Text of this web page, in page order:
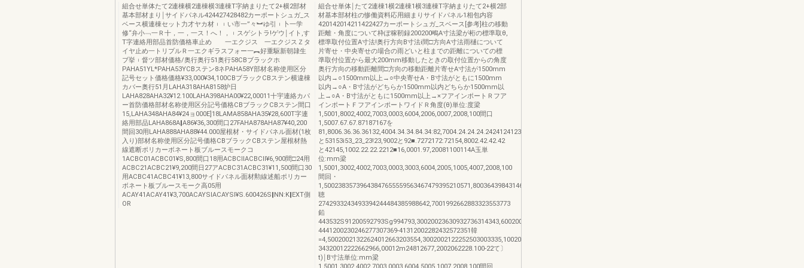
組合せ単体たて2連棟横2連棟横3連棟T字納まりたて2+横2部材
基本部材まり￨サイドパネル424427428482カーポートシュガ_ス
ベース横連棟セット力才ヤカ材︲︲い市一”々︼ゆ引︲卜一学
修“弁小﹁一Ｒ十，一，一ス！へ！，︲スゲシトラ!ゲウ￨イト,す
T字連絡用部品首防価格車止め 一エクジス 一エクジスＺタ
イヤ止め一トリプルＲ一エクギラスフォー一︻好重駆新朝隷生
ブ挙︲督ツ部材価格/奥行奥行51奥行58CBブラックホ
PAHA51YL*PAHA53YCBステン8ネPAHA58Y部材名称使用区分
記号セット価格価格¥33,000¥34,100CBブラックCBステン横違棟
カバー奥行51月LAHA318AHA8158炉日
LAHA828AHA32¥12.100LAHA398AHA00¥22,00011十宇連絡カパ
ー首防価格部材名称使用区分記号価格CBブラックCBステン間口
15,LAHA348AHA84¥24ョ000E]18LAMA858AHA35¥28,600T字連
絡用部品LAHA868A‖A86¥36,300間口27FAHA878AHA87¥40,200
間回30用LAHA888AHA88¥44.000屋根材・サイドパネル面材(1枚
入り)部材名称使用区分記号価格CBブラックCBステン屋根材熱
線遮断ポリカーボネート板ブルースモークコ
1ACBC01ACBC01¥S,800間口18用ACBCllACBCll¥6,900間□24用
ACBC21ACBC21¥9,200間日27アACBC31ACBC31¥11,500間口30
用ACBC41ACBC41¥13,800サイドパネル面材勲線述船ポリカー
ボネート板ブルースモーク高05用
ACAY41ACAY41¥3,700ACAYSlACAYSl¥S.600426S‖NN:K‖EXT側
OR
組合せ単体￨たて2連棟1横2連棟1横3連棟T字納まりたて2+横2部
材基本部材柱の惨働資料応用細まりサイドパネル1相包内容
420142014211422427カーポートシュガ_スベース[参考]柱の移動
距離・角度について枠ぽ稼靭録200200鴫A寸法梁が桁の標準取θ,
標準取付位置A寸法!奥行方向B寸法i間□方向A寸法雨樋について
片寄せ・中央寄せの場合の雨どいと柱までの距離についての標
準取付位置から最大200mm移動したときの取付位置からの角度
奥行方向の移動距離間□方向の移動距離片寄せA寸法が1500mm
以内→○1500mm以上→○中央寄せA・B寸法がともに1500mm
以内→○A・B寸法がどちらか1500mm以内どちらか1500mm以
上→○A・B寸法がともに1500mm以上→×フアインポートＲフア
インポートＦフアインポートワイドＲ角度(θ)単位:度梁
1,5001,8002,4002,7003,0003,6004,2006,0007,2008,100間口
1,5007.67.67.87187167を
81,8006.36.36.36132,4004.34.34.84.34:82,7004.24.24.24.2424124123,0003_83133133,3003_S3.53
と53153i53_23_23!23,9002と92■.7272172:72154,8002.42.42.42
と42145,1002.22.22.2212■16,0001.97,20081100114A玉単
位:mm梁
1,5001,3002,4002,7003,0003,3003,6004,2005,1005,4007,2008,100
間回・
1,50023835739643847655559563467479395210571,800364398431464437563596663795
聴
2742933243493394244484385988642,7001992662883323553773
鉛
443532S91200592793Sg994793,30020023630932736314343,600200233250266283300333399‐
4441200230246277307369‐41312002282432572351韓
=4,50020021322624012663203554,3002002122252503003335,1002001235282‐
34320012222662966,00012m24812677,2002062228.100‐22て〕
t)￨B寸法単位:mm梁